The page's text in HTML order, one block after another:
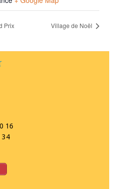
Prix Village de Noël
16
34